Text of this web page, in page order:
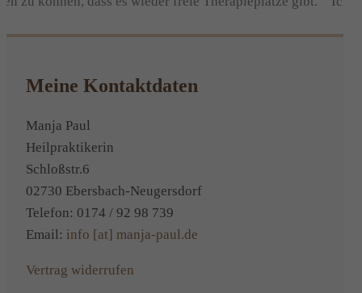
Meine Kontaktdaten
Manja Paul
Heilpraktikerin
Schloßstr.6
02730 Ebersbach-Neugersdorf
Telefon: 0174 / 92 98 739
Email: info [at] manja-paul.de
Vertrag widerrufen